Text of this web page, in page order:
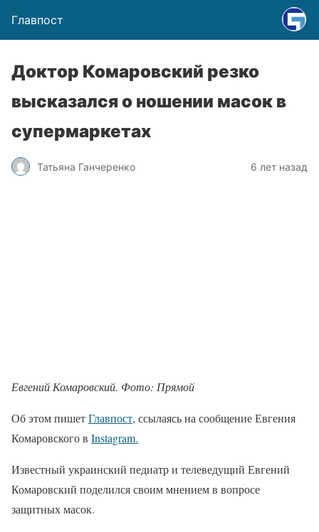
Главпост
Доктор Комаровский резко
высказался о ношении масок в
супермаркетах
Татьяна Ганчеренко 6 лет назад
Евгений Комаровский. Фото: Прямой
Об этом пишетГлавпост, ссылаясь на сообщение Евгения
Комаровского в Instagram.
Известный украинский педиатр и телеведущий Евгений
Комаровский поделился своим мнением в вопросе
защитных масок.